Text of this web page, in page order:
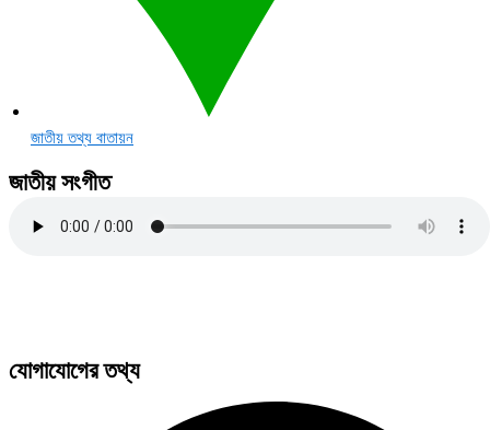
জাতীয় তথ্য বাতায়ন
জাতীয় সংগীত
যোগাযোগের তথ্য